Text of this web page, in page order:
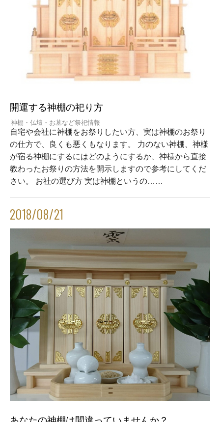
開運する神棚の祀り方
神棚・仏壇・お墓など祭祀情報
自宅や会社に神棚をお祭りしたい方、実は神棚のお祭り
の仕方で、良くも悪くもなります。 力のない神棚、神様
が宿る神棚にするにはどのようにするか、神様から直接
教わったお祭りの方法を開示しますので参考にしてくだ
さい。 お社の選び方 実は神棚というの……
2018/08/21